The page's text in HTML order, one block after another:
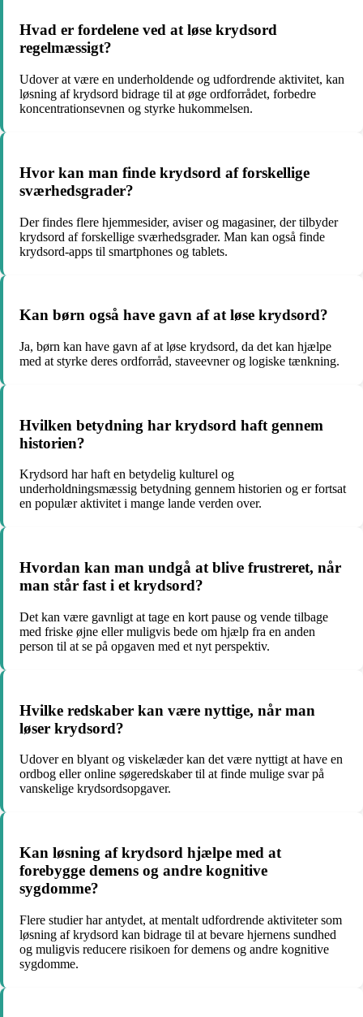
Hvad er fordelene ved at løse krydsord
regelmæssigt?
Udover at være en underholdende og udfordrende aktivitet, kan
løsning af krydsord bidrage til at øge ordforrådet, forbedre
koncentrationsevnen og styrke hukommelsen.
Hvor kan man finde krydsord af forskellige
sværhedsgrader?
Der findes flere hjemmesider, aviser og magasiner, der tilbyder
krydsord af forskellige sværhedsgrader. Man kan også finde
krydsord-apps til smartphones og tablets.
Kan børn også have gavn af at løse krydsord?
Ja, børn kan have gavn af at løse krydsord, da det kan hjælpe
med at styrke deres ordforråd, staveevner og logiske tænkning.
Hvilken betydning har krydsord haft gennem
historien?
Krydsord har haft en betydelig kulturel og
underholdningsmæssig betydning gennem historien og er fortsat
en populær aktivitet i mange lande verden over.
Hvordan kan man undgå at blive frustreret, når
man står fast i et krydsord?
Det kan være gavnligt at tage en kort pause og vende tilbage
med friske øjne eller muligvis bede om hjælp fra en anden
person til at se på opgaven med et nyt perspektiv.
Hvilke redskaber kan være nyttige, når man
løser krydsord?
Udover en blyant og viskelæder kan det være nyttigt at have en
ordbog eller online søgeredskaber til at finde mulige svar på
vanskelige krydsordsopgaver.
Kan løsning af krydsord hjælpe med at
forebygge demens og andre kognitive
sygdomme?
Flere studier har antydet, at mentalt udfordrende aktiviteter som
løsning af krydsord kan bidrage til at bevare hjernens sundhed
og muligvis reducere risikoen for demens og andre kognitive
sygdomme.